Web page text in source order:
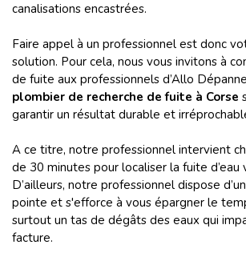
canalisations encastrées.
Faire appel à un professionnel est donc
solution. Pour cela, nous vous invitons à
de fuite aux professionnels d’Allo
plombier de recherche de fuite à Corse
garantir un résultat durable et
A ce titre, notre professionnel intervient
de 30 minutes pour localiser la fuite d’eau
D’ailleurs, notre professionnel dispose
pointe et s'efforce à vous épargner le
surtout un tas de dégâts des eaux qui
facture.